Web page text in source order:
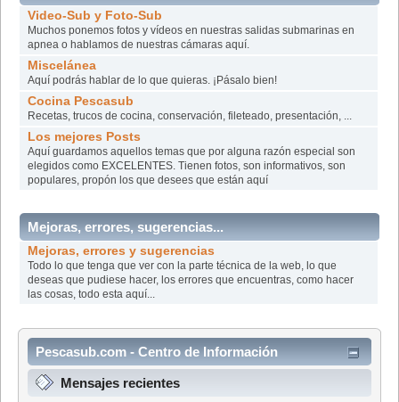
Video-Sub y Foto-Sub
Muchos ponemos fotos y vídeos en nuestras salidas submarinas en
apnea o hablamos de nuestras cámaras aquí.
Miscelánea
Aquí podrás hablar de lo que quieras. ¡Pásalo bien!
Cocina Pescasub
Recetas, trucos de cocina, conservación, fileteado, presentación, ...
Los mejores Posts
Aquí­ guardamos aquellos temas que por alguna razón especial son
elegidos como EXCELENTES. Tienen fotos, son informativos, son
populares, propón los que desees que están aquí­
Mejoras, errores, sugerencias...
Mejoras, errores y sugerencias
Todo lo que tenga que ver con la parte técnica de la web, lo que
deseas que pudiese hacer, los errores que encuentras, como hacer
las cosas, todo esta aquí...
Pescasub.com - Centro de Información
Mensajes recientes